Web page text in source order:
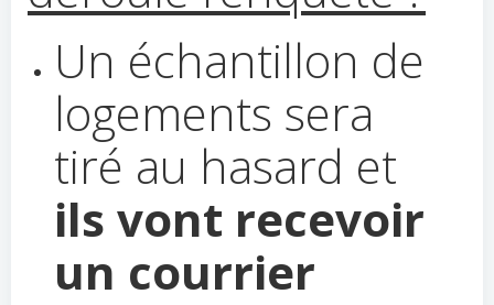
Un échantillon de
logements sera
tiré au hasard et
ils vont recevoir
un courrier